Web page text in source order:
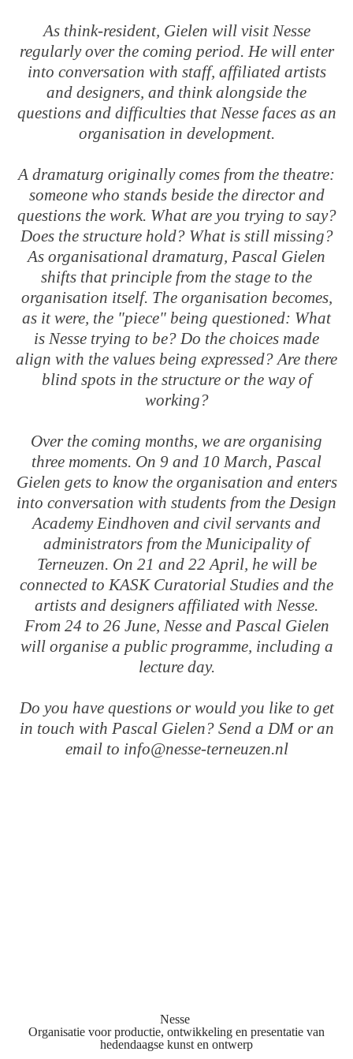
As think-resident, Gielen will visit Nesse
regularly over the coming period. He will enter
into conversation with staff, affiliated artists
and designers, and think alongside the
questions and difficulties that Nesse faces as an
organisation in development.
A dramaturg originally comes from the theatre:
someone who stands beside the director and
questions the work. What are you trying to say?
Does the structure hold? What is still missing?
As organisational dramaturg, Pascal Gielen
shifts that principle from the stage to the
organisation itself. The organisation becomes,
as it were, the "piece" being questioned: What
is Nesse trying to be? Do the choices made
align with the values being expressed? Are there
blind spots in the structure or the way of
working?
Over the coming months, we are organising
three moments. On 9 and 10 March, Pascal
Gielen gets to know the organisation and enters
into conversation with students from the Design
Academy Eindhoven and civil servants and
administrators from the Municipality of
Terneuzen. On 21 and 22 April, he will be
connected to KASK Curatorial Studies and the
artists and designers affiliated with Nesse.
From 24 to 26 June, Nesse and Pascal Gielen
will organise a public programme, including a
lecture day.
Do you have questions or would you like to get
in touch with Pascal Gielen? Send a DM or an
email to info@nesse-terneuzen.nl
Nesse
Organisatie voor productie, ontwikkeling en presentatie van
hedendaagse kunst en ontwerp